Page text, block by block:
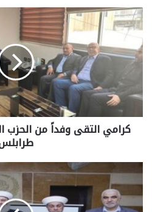
كرامي التقى وفداً من الحزب